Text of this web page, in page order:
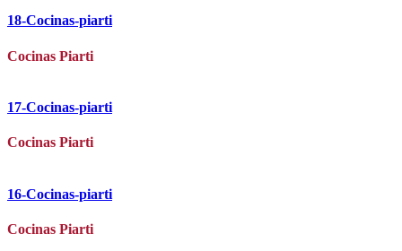
18-Cocinas-piarti
Cocinas Piarti
17-Cocinas-piarti
Cocinas Piarti
16-Cocinas-piarti
Cocinas Piarti